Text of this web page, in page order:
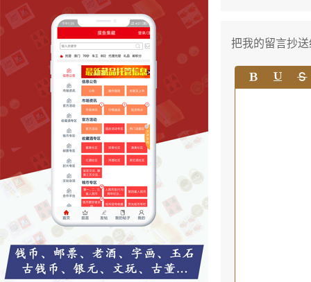
把我的留言抄送